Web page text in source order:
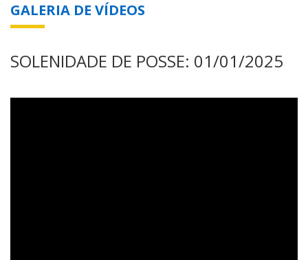
GALERIA DE VÍDEOS
SOLENIDADE DE POSSE: 01/01/2025